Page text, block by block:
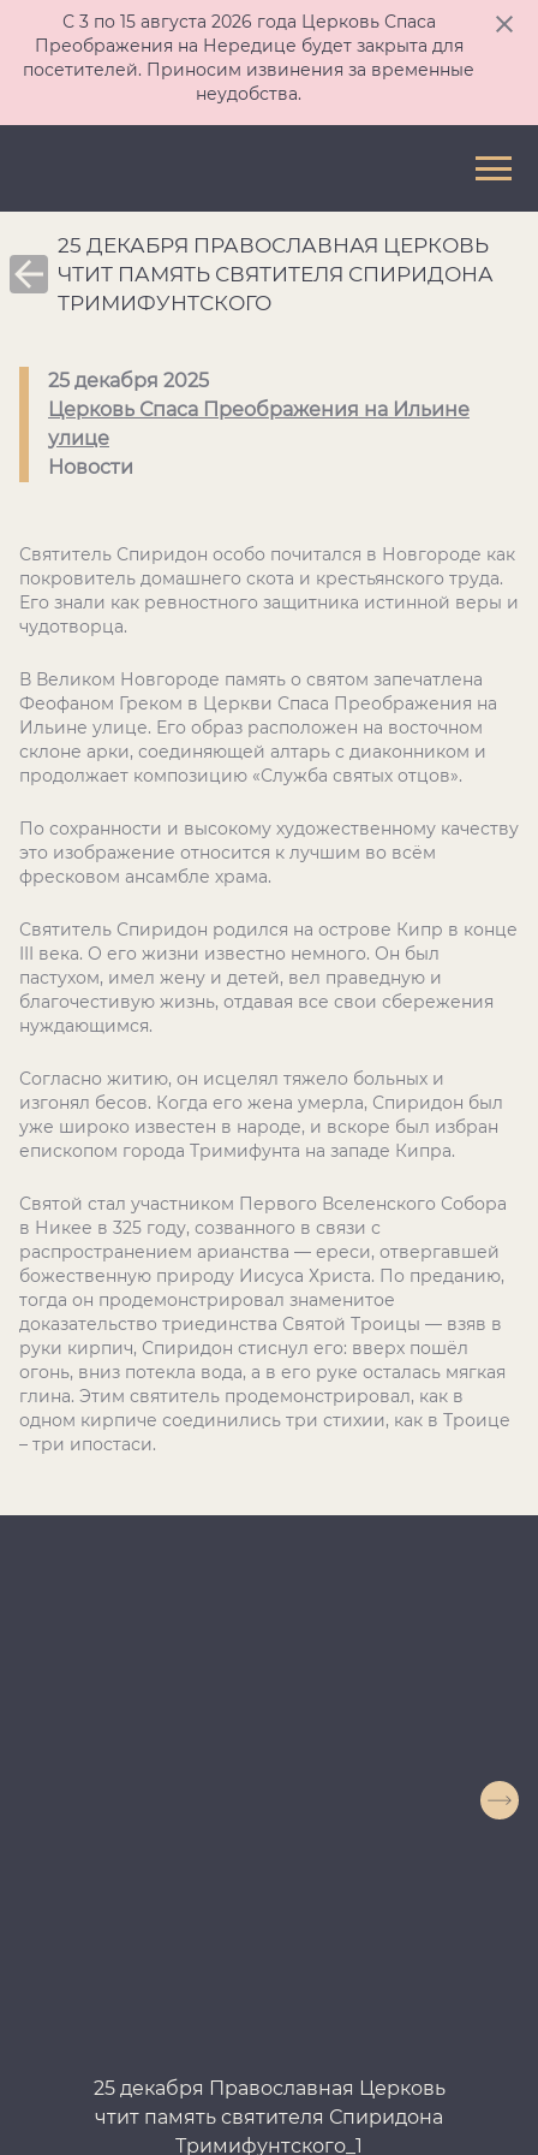
С 3 по 15 августа 2026 года Церковь Спаса
Преображения на Нередице будет закрыта для
посетителей. Приносим извинения за временные
неудобства.
25 ДЕКАБРЯ ПРАВОСЛАВНАЯ ЦЕРКОВЬ
ЧТИТ ПАМЯТЬ СВЯТИТЕЛЯ СПИРИДОНА
ТРИМИФУНТСКОГО
25 декабря 2025
Церковь Спаса Преображения на Ильине
улице
Новости
Святитель Спиридон особо почитался в Новгороде как
покровитель домашнего скота и крестьянского труда.
Его знали как ревностного защитника истинной веры и
чудотворца.
В Великом Новгороде память о святом запечатлена
Феофаном Греком в Церкви Спаса Преображения на
Ильине улице. Его образ расположен на восточном
склоне арки, соединяющей алтарь с диаконником и
продолжает композицию «Служба святых отцов».
По сохранности и высокому художественному качеству
это изображение относится к лучшим во всём
фресковом ансамбле храма.
Святитель Спиридон родился на острове Кипр в конце
III века. О его жизни известно немного. Он был
пастухом, имел жену и детей, вел праведную и
благочестивую жизнь, отдавая все свои сбережения
нуждающимся.
Согласно житию, он исцелял тяжело больных и
изгонял бесов. Когда его жена умерла, Спиридон был
уже широко известен в народе, и вскоре был избран
епископом города Тримифунта на западе Кипра.
Святой стал участником Первого Вселенского Собора
в Никее в 325 году, созванного в связи с
распространением арианства — ереси, отвергавшей
божественную природу Иисуса Христа. По преданию,
тогда он продемонстрировал знаменитое
доказательство триединства Святой Троицы — взяв в
руки кирпич, Спиридон стиснул его: вверх пошёл
огонь, вниз потекла вода, а в его руке осталась мягкая
глина. Этим святитель продемонстрировал, как в
одном кирпиче соединились три стихии, как в Троице
– три ипостаси.
25 декабря Православная Церковь
чтит память святителя Спиридона
Тримифунтского_1